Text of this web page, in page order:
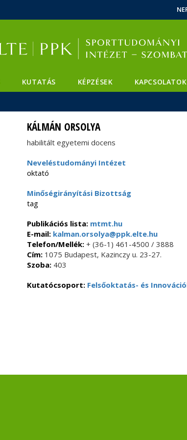
KUTATÁS KÉPZÉSEK KAPCSOLATOK
KÁLMÁN ORSOLYA
habilitált egyetemi docens
Neveléstudományi Intézet
oktató
Minőségirányítási Bizottság
tag
Publikációs lista: mtmt.hu
E-mail:kalman.orsolya@ppk.elte.hu
Telefon/Mellék:+ (36-1) 461-4500 / 3888
Cím:1075 Budapest, Kazinczy u. 23-27.
Szoba:403
Kutatócsoport: Felsőoktatás- és